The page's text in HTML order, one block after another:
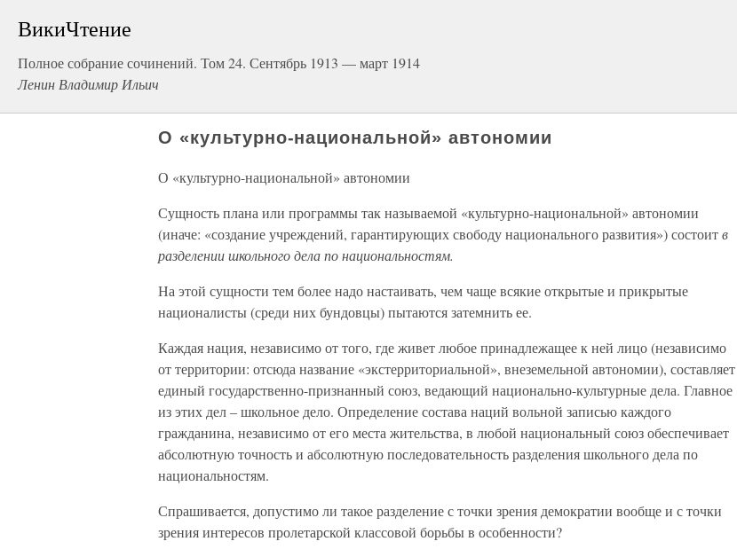
ВикиЧтение
Полное собрание сочинений. Том 24. Сентябрь 1913 — март 1914
Ленин Владимир Ильич
О «культурно-национальной» автономии
О «культурно-национальной» автономии
Сущность плана или программы так называемой «культурно-национальной» автономии
(иначе: «создание учреждений, гарантирующих свободу национального развития») состоитв
разделении школьного дела по национальностям.
На этой сущности тем более надо настаивать, чем чаще всякие открытые и прикрытые
националисты (среди них бундовцы) пытаются затемнить ее.
Каждая нация, независимо от того, где живет любое принадлежащее к ней лицо (независимо
от территории: отсюда название «экстерриториальной», внеземельной автономии), составляет
единый государственно-признанный союз, ведающий национально-культурные дела. Главное
из этих дел – школьное дело. Определение состава наций вольной записью каждого
гражданина, независимо от его места жительства, в любой национальный союз обеспечивает
абсолютную точность и абсолютную последовательность разделения школьного дела по
национальностям.
Спрашивается, допустимо ли такое разделение с точки зрения демократии вообще и с точки
зрения интересов пролетарской классовой борьбы в особенности?